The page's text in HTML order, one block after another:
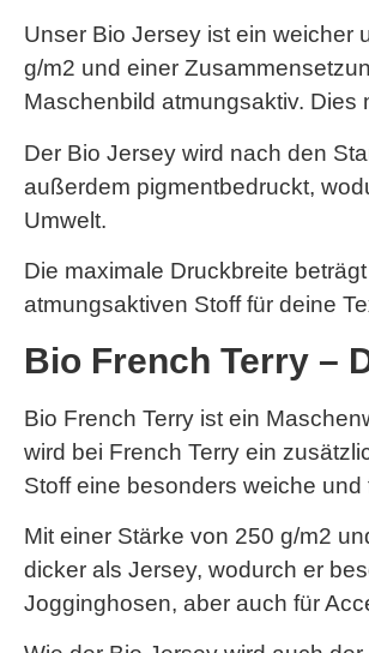
Unser Bio Jersey ist ein weicher
g/m2 und einer
Maschenbild atmungsaktiv. Dies
Der Bio Jersey wird nach den
außerdem pigmentbedruckt,
Umwelt.
Die maximale Druckbreite
atmungsaktiven Stoff für deine
Bio French Terry –
Bio French Terry ist ein
wird bei French Terry ein
Stoff eine besonders weiche
Mit einer Stärke von 250 g/m2
dicker als Jersey, wodurch er
Jogginghosen, aber auch für